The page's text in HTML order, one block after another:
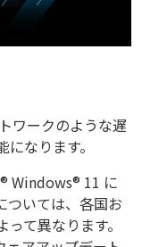
ワークのような遅
なります。
Windows® 11 に
ついては、各国お
て異なります。